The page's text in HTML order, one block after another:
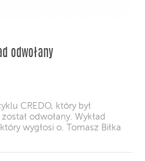
odwołany
CREDO, który był
odwołany. Wykład
wygłosi o. Tomasz Biłka